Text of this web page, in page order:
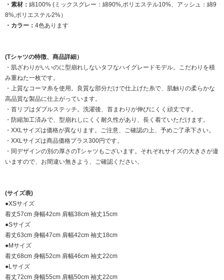
・素材： 綿100% (ミックスグレー：綿90%,ポリエステル10%、アッシュ：綿9
8%,ポリエステル2%）
・カラー： 4色あります
(Tシャツの特徴、商品詳細）
・肌ざわりがいいのに型崩れしないタフなハイグレードモデル。こだわりを積
み重ねた一枚です。
・上質なコーマ糸を使用。良質な部分だけで仕上げた糸で、肌触りの柔らかな
高品質な製品に仕上がっています。
・首リブはダブルステッチ。洗濯後、首まわりが伸びにくく頑丈です。
・防縮加工済みで、型崩れしにくく耐久性があり、長く着ていただけます。
・XXLサイズは価格が異なります。ご注意、ご確認の上、予めご了承下さい。
・XXLサイズは商品価格プラス300円です。
・同デザインの別の厚さのTシャツもございます。それぞれサイズの大きさが違
いますので、お間違い無きよう、ご確認ください。
(サイズ表)
●XSサイズ
着丈57cm 身幅42cm 肩幅38cm 袖丈15cm
●Sサイズ
着丈63cm 身幅47cm 肩幅42cm 袖丈18cm
●Mサイズ
着丈68cm 身幅52cm 肩幅46cm 袖丈22cm
●Lサイズ
着丈72cm 身幅55cm 肩幅50cm 袖丈22cm